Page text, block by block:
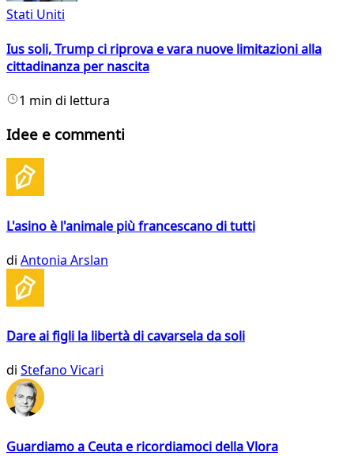
Stati Uniti
Ius soli, Trump ci riprova e vara nuove limitazioni alla
cittadinanza per nascita
1 min di lettura
Idee e commenti
L'asino è l'animale più francescano di tutti
di Antonia Arslan
Dare ai figli la libertà di cavarsela da soli
di Stefano Vicari
Guardiamo a Ceuta e ricordiamoci della Vlora